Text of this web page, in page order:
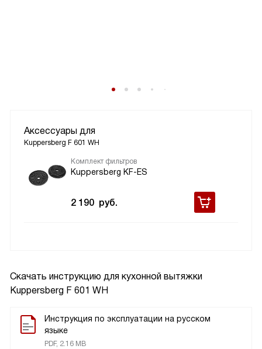
Скачать инструкцию для кухонной вытяжки
Kuppersberg F 601 WH
Инструкция по эксплуатации на русском
языке
PDF, 2.16 MB
Аксессуары для
Kuppersberg F 601 WH
Комплект фильтров
Kuppersberg KF-ES
2 190 руб.